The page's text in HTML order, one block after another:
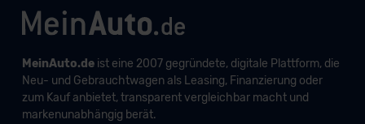
MeinAuto.deist eine 2007 gegründete, digitale Plattform, die
Neu- und Gebrauchtwagen als Leasing, Finanzierung oder
zum Kauf anbietet, transparent vergleichbar macht und
markenunabhängig berät.